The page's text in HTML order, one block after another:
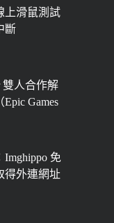
上滑鼠測試
斷
雙人合作解
Games
Imghippo 免
得外連網址